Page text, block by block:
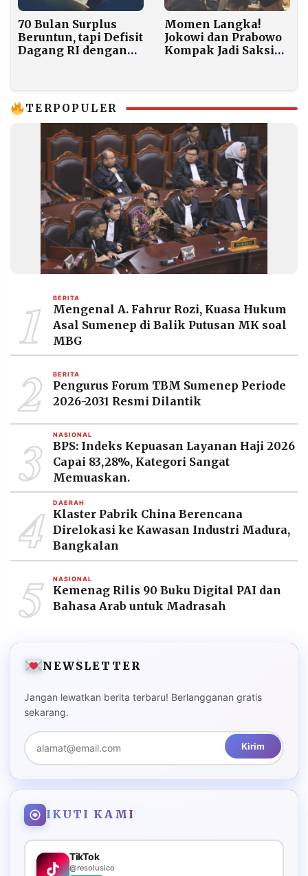
70 Bulan Surplus
Beruntun, tapi Defisit
Dagang RI dengan
Momen Langka!
Jokowi dan Prabowo
Kompak Jadi Saksi
TERPOPULER
1 BERITA
Mengenal A. Fahrur Rozi, Kuasa Hukum
Asal Sumenep di Balik Putusan MK soal
MBG
2 BERITA
Pengurus Forum TBM Sumenep Periode
2026-2031 Resmi Dilantik
3 NASIONAL
BPS: Indeks Kepuasan Layanan Haji 2026
Capai 83,28%, Kategori Sangat
Memuaskan.
4 DAERAH
Klaster Pabrik China Berencana
Direlokasi ke Kawasan Industri Madura,
Bangkalan
5 NASIONAL
Kemenag Rilis 90 Buku Digital PAI dan
Bahasa Arab untuk Madrasah
NEWSLETTER
Jangan lewatkan berita terbaru! Berlangganan gratis
sekarang.
Kirim
IKUTI KAMI
TikTok
@resolusico